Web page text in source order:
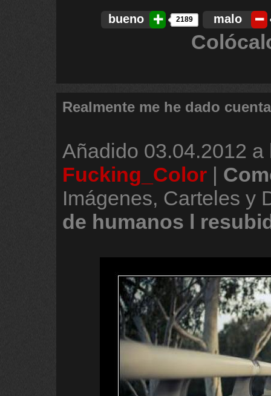
bueno 2189 malo
Realmente me he dado
Añadido 03.04.2012 a
Fucking_Color |
Imágenes, Carteles y
de humanos l